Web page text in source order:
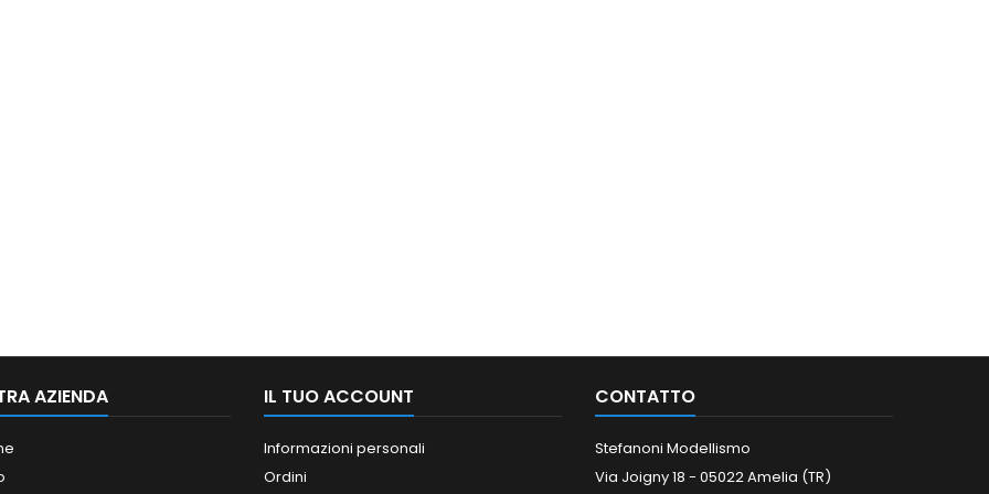
AZIENDA IL TUO ACCOUNT
Informazioni personali
Ordini
CONTATTO
Stefanoni Modellismo
Via Joigny 18 - 05022 Amelia (TR)